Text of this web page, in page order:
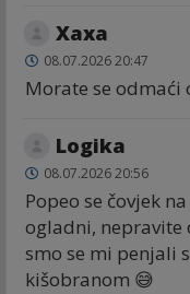
Хаха
08.07.2026 20:47
Morate se odmaći
Logika
08.07.2026 20:56
Popeo se čovjek
ogladni, nepravite
smo se mi penjali
kišobranom 😅